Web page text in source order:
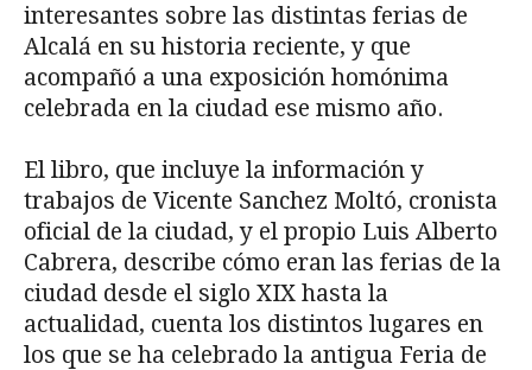
interesantes sobre las distintas ferias de
Alcalá en su historia reciente, y que
acompañó a una exposición homónima
celebrada en la ciudad ese mismo año.
El libro, que incluye la información y
trabajos de Vicente Sanchez Moltó, cronista
oficial de la ciudad, y el propio Luis Alberto
Cabrera, describe cómo eran las ferias de la
ciudad desde el siglo XIX hasta la
actualidad, cuenta los distintos lugares en
los que se ha celebrado la antigua Feria de